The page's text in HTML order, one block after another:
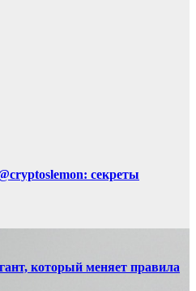
секреты
который меняет правила